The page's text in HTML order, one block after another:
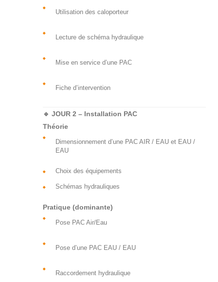
Utilisation des caloporteur
Lecture de schéma hydraulique
Mise en service d’une PAC
Fiche d’intervention
🔹 JOUR 2 – Installation PAC
Théorie
Dimensionnement d’une PAC AIR / EAU et EAU /
EAU
Choix des équipements
Schémas hydrauliques
Pratique (dominante)
Pose PAC Air/Eau
Pose d’une PAC EAU / EAU
Raccordement hydraulique